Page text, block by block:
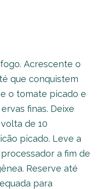
Acrescente o
que conquistem
o tomate picado e
finas. Deixe
de 10
picado. Leve a
a fim de
Reserve até
para